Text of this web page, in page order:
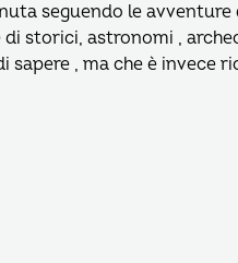
seguendo le avventure
di storici, astronomi ,
, ma che è invece